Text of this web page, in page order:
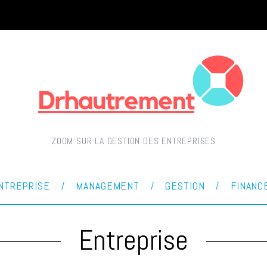
ZOOM SUR LA GESTION DES ENTREPRISES
MANAGEMENT GESTION
Entreprise